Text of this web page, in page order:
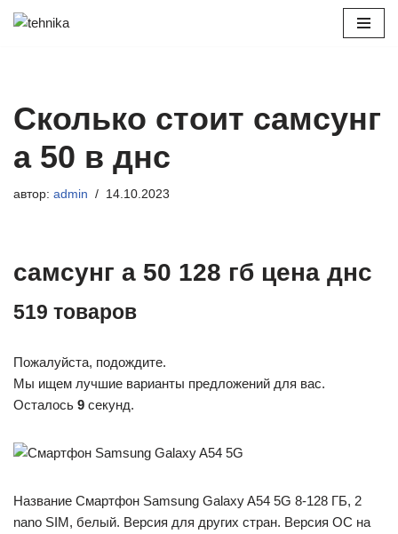
Сколько стоит самсунг
а 50 в днс
автор: admin 14.10.2023
самсунг а 50 128 гб цена днс
519 товаров
Пожалуйста, подождите.
Мы ищем лучшие варианты предложений для вас.
Осталось 9 секунд.
Название Смартфон Samsung Galaxy A54 5G 8-128 ГБ, 2
nano SIM, белый. Версия для других стран. Версия ОС на